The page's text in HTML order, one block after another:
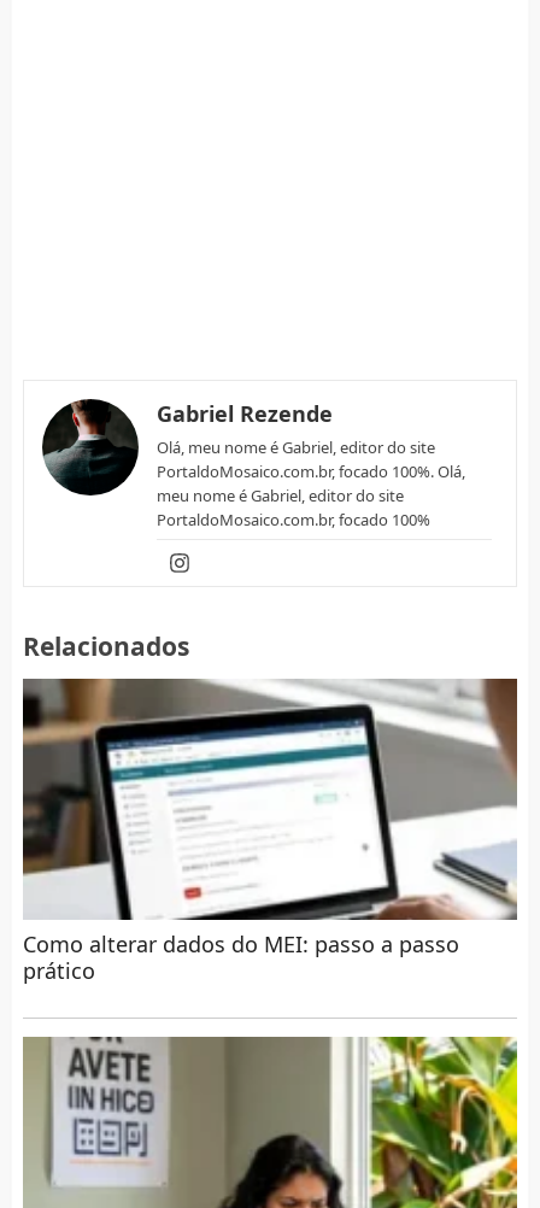
Gabriel Rezende
Olá, meu nome é Gabriel, editor do site
PortaldoMosaico.com.br, focado 100%. Olá,
meu nome é Gabriel, editor do site
PortaldoMosaico.com.br, focado 100%
Relacionados
Como alterar dados do MEI: passo a passo
prático